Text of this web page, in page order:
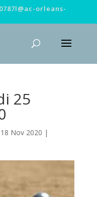
orleans-
25
18 Nov 2020 |